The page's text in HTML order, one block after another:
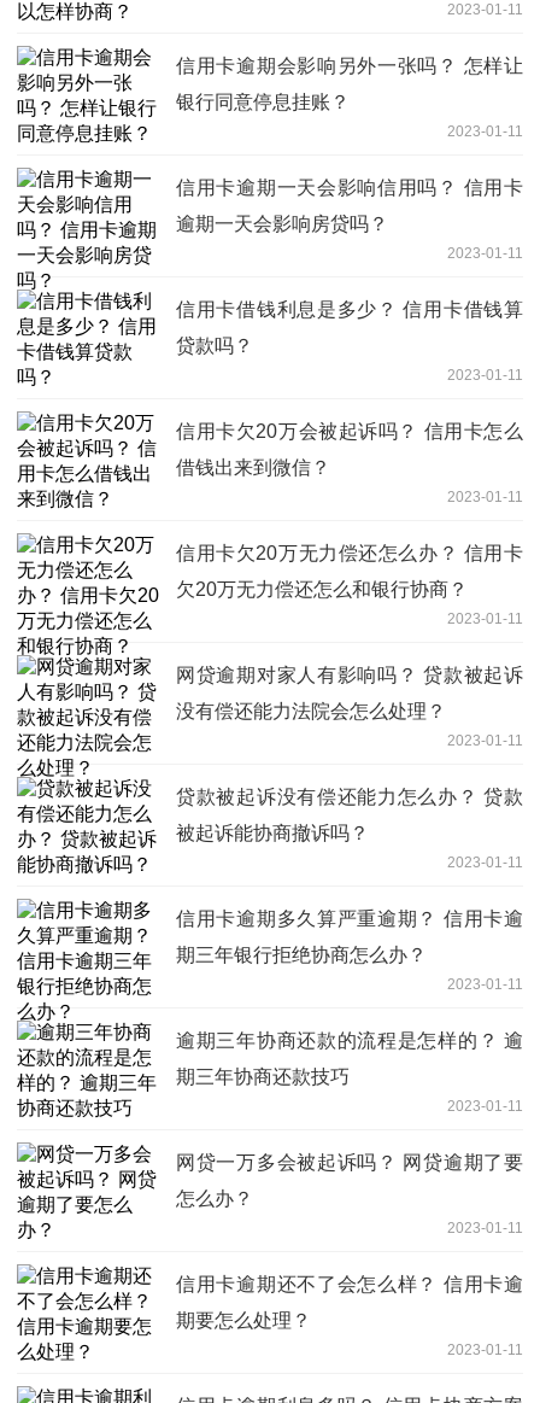
2023-01-11
信用卡逾期会影响另外一张吗？ 怎样让
银行同意停息挂账？
2023-01-11
信用卡逾期一天会影响信用吗？ 信用卡
逾期一天会影响房贷吗？
2023-01-11
信用卡借钱利息是多少？ 信用卡借钱算
贷款吗？
2023-01-11
信用卡欠20万会被起诉吗？ 信用卡怎么
借钱出来到微信？
2023-01-11
信用卡欠20万无力偿还怎么办？ 信用卡
欠20万无力偿还怎么和银行协商？
2023-01-11
网贷逾期对家人有影响吗？ 贷款被起诉
没有偿还能力法院会怎么处理？
2023-01-11
贷款被起诉没有偿还能力怎么办？ 贷款
被起诉能协商撤诉吗？
2023-01-11
信用卡逾期多久算严重逾期？ 信用卡逾
期三年银行拒绝协商怎么办？
2023-01-11
逾期三年协商还款的流程是怎样的？ 逾
期三年协商还款技巧
2023-01-11
网贷一万多会被起诉吗？ 网贷逾期了要
怎么办？
2023-01-11
信用卡逾期还不了会怎么样？ 信用卡逾
期要怎么处理？
2023-01-11